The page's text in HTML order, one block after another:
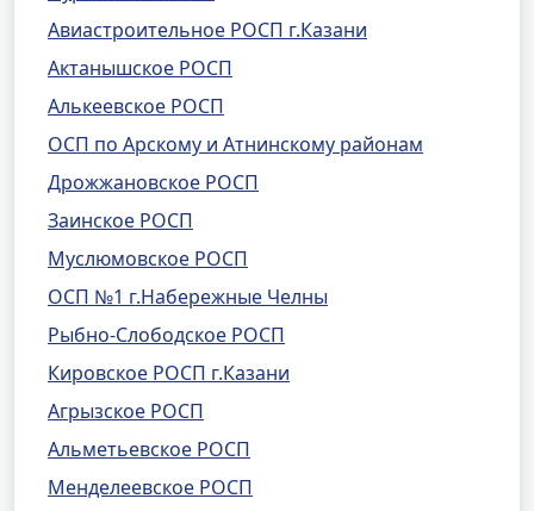
Авиастроительное РОСП г.Казани
Актанышское РОСП
Алькеевское РОСП
ОСП по Арскому и Атнинскому районам
Дрожжановское РОСП
Заинское РОСП
Муслюмовское РОСП
ОСП №1 г.Набережные Челны
Рыбно-Слободское РОСП
Кировское РОСП г.Казани
Агрызское РОСП
Альметьевское РОСП
Менделеевское РОСП